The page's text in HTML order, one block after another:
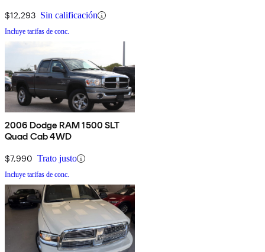
$12,293 Sin calificación
Incluye tarifas de conc.
2006 Dodge RAM 1500 SLT
Quad Cab 4WD
$7,990 Trato justo
Incluye tarifas de conc.